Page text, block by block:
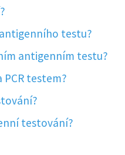
testu?
antigenním testu?
testem?
testování?